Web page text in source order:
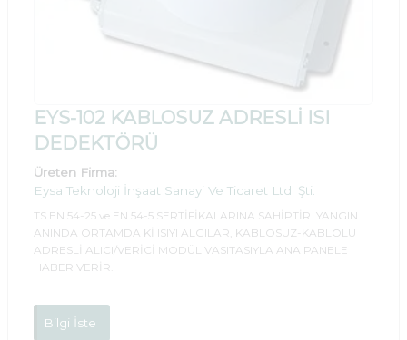
EYS-102 KABLOSUZ ADRESLİ ISI
DEDEKTÖRÜ
Üreten Firma:
Eysa Teknoloji İnşaat Sanayi Ve Ticaret Ltd. Şti.
TS EN 54-25 ve EN 54-5 SERTİFİKALARINA SAHİPTİR. YANGIN
ANINDA ORTAMDA Kİ ISIYI ALGILAR, KABLOSUZ-KABLOLU
ADRESLİ ALICI/VERİCİ MODÜL VASITASIYLA ANA PANELE
HABER VERİR.
Bilgi İste